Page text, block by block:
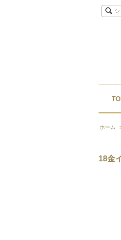
ホーム
18金